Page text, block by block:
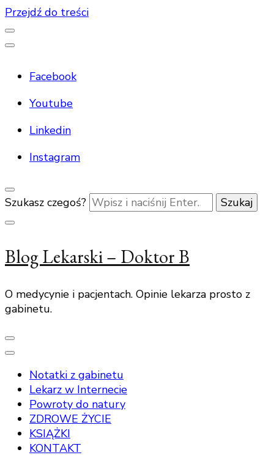
Przejdź do treści
Facebook
Youtube
Linkedin
Instagram
Szukasz czegoś?
Blog Lekarski – Doktor B
O medycynie i pacjentach. Opinie lekarza prosto z
gabinetu.
Notatki z gabinetu
Lekarz w Internecie
Powroty do natury
ZDROWE ŻYCIE
KSIĄŻKI
KONTAKT